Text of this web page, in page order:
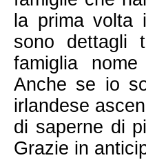
la prima volta
sono dettagli
famiglia
Anche se io
irlandese
di saperne di
Grazie in